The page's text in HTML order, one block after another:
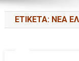
ΕΤΙΚΈΤΑ: ΝΈΑ